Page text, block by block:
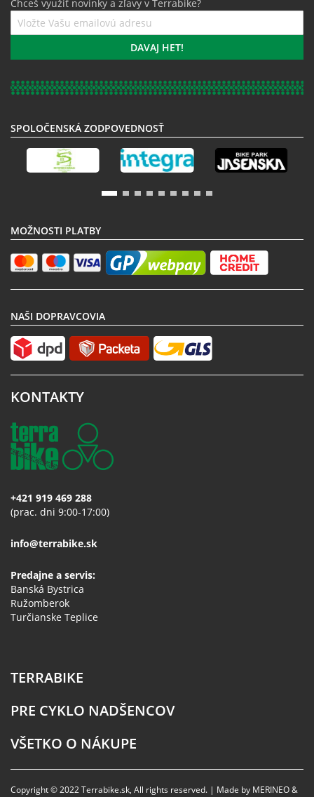
Chceš využiť novinky a zľavy v Terrabike?
Prihláste
sa
odberu
DAVAJ HET!
SPOLOČENSKÁ ZODPOVEDNOSŤ
MOŽNOSTI PLATBY
NAŠI DOPRAVCOVIA
KONTAKTY
+421 919 469 288
(prac. dni 9:00-17:00)
info@terrabike.sk
Predajne a servis:
Banská Bystrica
Ružomberok
Turčianske Teplice
TERRABIKE
PRE CYKLO NADŠENCOV
VŠETKO O NÁKUPE
Copyright © 2022 Terrabike.sk, All rights reserved. | Made by MERINEO &